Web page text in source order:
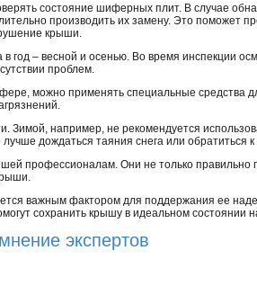
состояние шиферных плит. В случае
производить их замену. Это поможет
крыши.
– весной и осенью. Во время инспекции
проблем.
можно применять специальные средства
Зимой, например, не рекомендуется
дождаться таяния снега или обратиться
профессионалам. Они не только правильно
важным фактором для поддержания ее
сохранить крышу в идеальном состоянии
экспертов